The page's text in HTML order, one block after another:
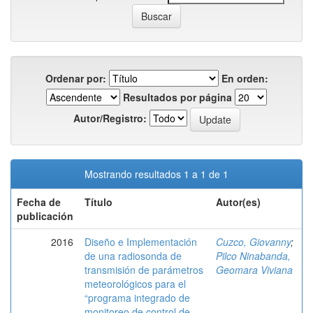
Ordenar por:
En orden:
Resultados por página
Autor/Registro:
Mostrando resultados 1 a 1 de 1
Fecha de
publicación
Título Autor(es)
2016
Diseño e Implementación
de una radiosonda de
transmisión de parámetros
meteorológicos para el
“programa integrado de
Cuzco, Giovanny;
Pilco Ninabanda,
Geomara Viviana